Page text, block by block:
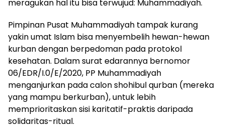
meragukan hal itu bisa terwujud: Muhammadiyah.
Pimpinan Pusat Muhammadiyah tampak kurang
yakin umat Islam bisa menyembelih hewan-hewan
kurban dengan berpedoman pada protokol
kesehatan. Dalam surat edarannya bernomor
06/EDR/I.0/E/2020, PP Muhammadiyah
menganjurkan pada calon shohibul qurban (mereka
yang mampu berkurban), untuk lebih
memprioritaskan sisi karitatif-praktis daripada
solidaritas-ritual.